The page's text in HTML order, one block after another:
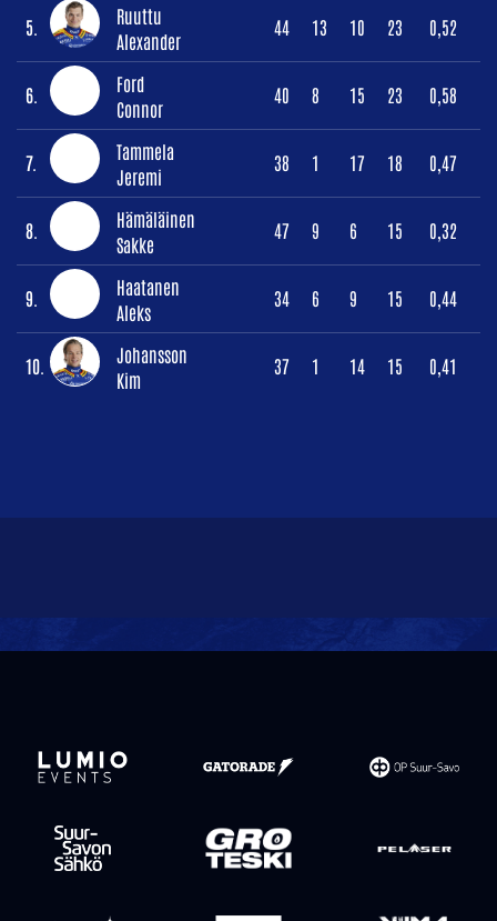
5.
Ruuttu
Alexander
44 13 10 23 0,52
6.
Ford
Connor
40 8 15 23 0,58
7.
Tammela
Jeremi
38 1 17 18 0,47
8.
Hämäläinen
Sakke
47 9 6 15 0,32
9.
Haatanen
Aleks
34 6 9 15 0,44
10.
Johansson
Kim
37 1 14 15 0,41